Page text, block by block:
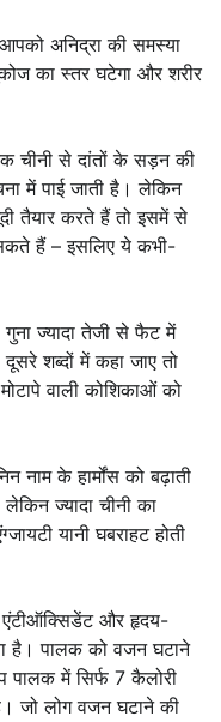
अन‍िद्रा की समस्‍या
का स्‍तर घटेगा और शरीर
चीनी से दांतों के सड़न की
में पाई जाती है। लेकिन
तैयार करते हैं तो इसमें से
हैं – इसलिए ये कभी-
ज्यादा तेजी से फैट में
शब्दों में कहा जाए तो
वाली कोशिकाओं को
नाम के हार्मोंस को बढ़ाती
ज्यादा चीनी का
यानी घबराहट होती
एंटीऑक्सिडेंट और हृदय-
है। पालक को वजन घटाने
पालक में सिर्फ 7 कैलोरी
जो लोग वजन घटाने की